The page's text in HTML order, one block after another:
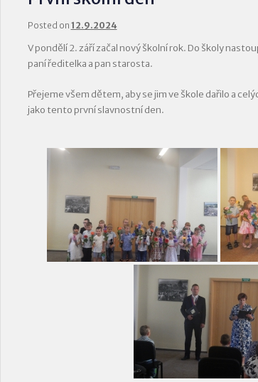
Posted on 12.9.2024
V pondělí 2. září začal nový školní rok. Do školy
paní ředitelka a pan starosta.
Přejeme všem dětem, aby se jim ve škole dařilo a
jako tento první slavnostní den.